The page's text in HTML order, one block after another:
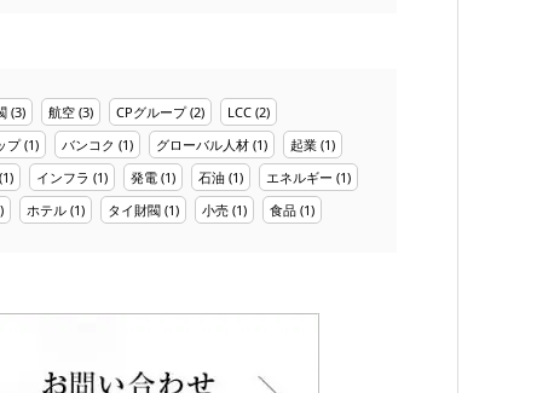
(3) 航空 (3) CPグループ(2) LCC (2)
プ(1) バンコク (1) グローバル人材 (1) 起業 (1)
(1) インフラ (1) 発電 (1) 石油 (1) エネルギー (1)
ホテル (1) タイ財閥 (1) 小売 (1) 食品 (1)